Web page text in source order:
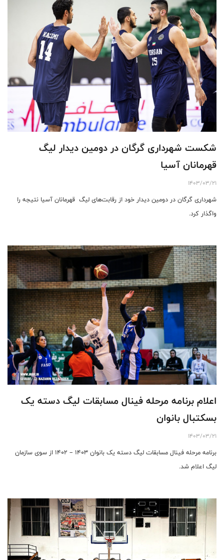
شکست شهرداری گرگان در دومین دیدار لیگ
قهرمانان آسیا
1403/03/21
شهرداری گرگان در دومین دیدار خود از رقابت‌های لیگ قهرمانان آسیا نتیجه را
واگذار کرد.
اعلام برنامه مرحله فینال مسابقات لیگ دسته یک
بسکتبال بانوان
1403/03/21
برنامه مرحله فینال مسابقات لیگ دسته یک بانوان 1403 – 1402 از سوی سازمان
لیگ اعلام شد.